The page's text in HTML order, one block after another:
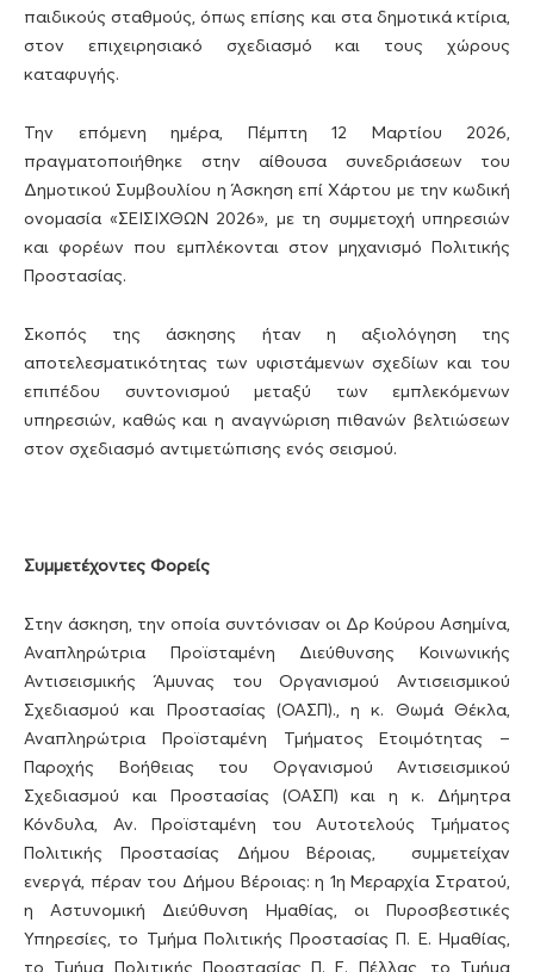
παιδικούς σταθμούς, όπως επίσης και στα δημοτικά κτίρια,
στον επιχειρησιακό σχεδιασμό και τους χώρους
καταφυγής.
Την επόμενη ημέρα, Πέμπτη 12 Μαρτίου 2026,
πραγματοποιήθηκε στην αίθουσα συνεδριάσεων του
Δημοτικού Συμβουλίου η Άσκηση επί Χάρτου με την κωδική
ονομασία «ΣΕΙΣΙΧΘΩΝ 2026», με τη συμμετοχή υπηρεσιών
και φορέων που εμπλέκονται στον μηχανισμό Πολιτικής
Προστασίας.
Σκοπός της άσκησης ήταν η αξιολόγηση της
αποτελεσματικότητας των υφιστάμενων σχεδίων και του
επιπέδου συντονισμού μεταξύ των εμπλεκόμενων
υπηρεσιών, καθώς και η αναγνώριση πιθανών βελτιώσεων
στον σχεδιασμό αντιμετώπισης ενός σεισμού.
Συμμετέχοντες Φορείς
Στην άσκηση, την οποία συντόνισαν οι Δρ Κούρου Ασημίνα,
Αναπληρώτρια Προϊσταμένη Διεύθυνσης Κοινωνικής
Αντισεισμικής Άμυνας του Οργανισμού Αντισεισμικού
Σχεδιασμού και Προστασίας (ΟΑΣΠ)., η κ. Θωμά Θέκλα,
Αναπληρώτρια Προϊσταμένη Τμήματος Ετοιμότητας –
Παροχής Βοήθειας του Οργανισμού Αντισεισμικού
Σχεδιασμού και Προστασίας (ΟΑΣΠ) και η κ. Δήμητρα
Κόνδυλα, Αν. Προϊσταμένη του Αυτοτελούς Τμήματος
Πολιτικής Προστασίας Δήμου Βέροιας, συμμετείχαν
ενεργά, πέραν του Δήμου Βέροιας: η 1η Μεραρχία Στρατού,
η Αστυνομική Διεύθυνση Ημαθίας, οι Πυροσβεστικές
Υπηρεσίες, το Τμήμα Πολιτικής Προστασίας Π. Ε. Ημαθίας,
το Τμήμα Πολιτικής Προστασίας Π. Ε. Πέλλας, το Τμήμα